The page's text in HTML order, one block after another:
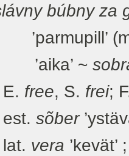
búbny za
~
free, S. frei;
sõber
vera ’kevät’